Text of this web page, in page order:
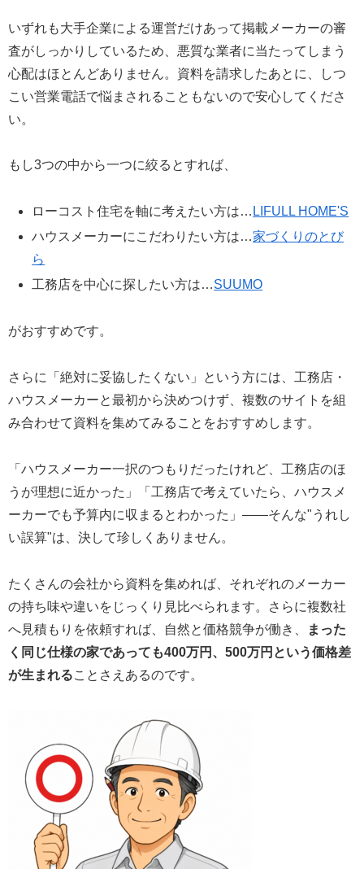
いずれも大手企業による運営だけあって掲載メーカーの審
査がしっかりしているため、悪質な業者に当たってしまう
心配はほとんどありません。資料を請求したあとに、しつ
こい営業電話で悩まされることもないので安心してくださ
い。
もし3つの中から一つに絞るとすれば、
ローコスト住宅を軸に考えたい方は… LIFULL HOME'S
ハウスメーカーにこだわりたい方は…家づくりのとび
ら
工務店を中心に探したい方は…SUUMO
がおすすめです。
さらに「絶対に妥協したくない」という方には、工務店・
ハウスメーカーと最初から決めつけず、複数のサイトを組
み合わせて資料を集めてみることをおすすめします。
「ハウスメーカー一択のつもりだったけれど、工務店のほ
うが理想に近かった」「工務店で考えていたら、ハウスメ
ーカーでも予算内に収まるとわかった」——そんな"うれし
い誤算"は、決して珍しくありません。
たくさんの会社から資料を集めれば、それぞれのメーカー
の持ち味や違いをじっくり見比べられます。さらに複数社
へ見積もりを依頼すれば、自然と価格競争が働き、
まった
く同じ仕様の家であっても400万円、500万円という価格差
が生まれることさえあるのです。